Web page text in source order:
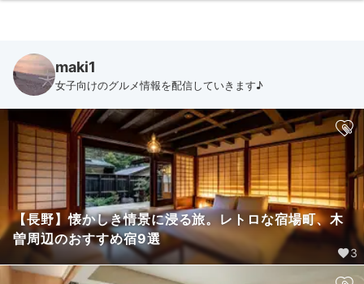
maki1
女子向けのグルメ情報を配信していきます♪
【長野】懐かしき情景に浸る旅。レトロな宿場町、木
曽周辺のおすすめ宿9選
3